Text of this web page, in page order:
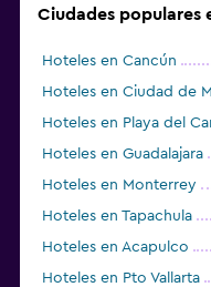
Ciudades populares
Hoteles en Cancún
Hoteles en Ciudad de
Hoteles en Playa del
Hoteles en Guadalajara
Hoteles en Monterrey
Hoteles en Tapachula
Hoteles en Acapulco
Hoteles en Pto Vallarta